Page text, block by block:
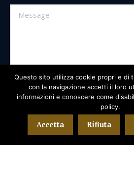
Message
Invia
Questo sito utilizza cookie propri e di
con la navigazione accetti il loro
informazioni e conoscere come
policy.
Accetta Rifiuta